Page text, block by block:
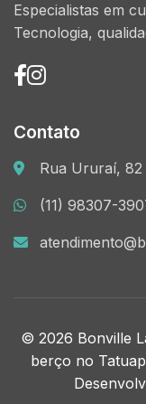
Especialistas em
Tecnologia,
Contato
Rua Ururaí,
(11) 98307-
© 2026 Bonville
berço no